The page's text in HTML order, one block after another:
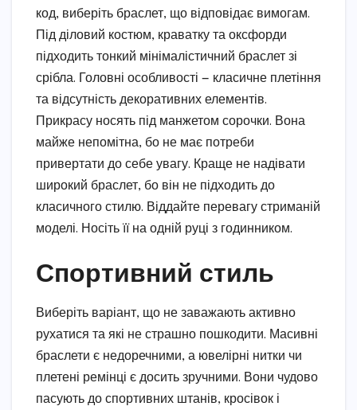
код, виберіть браслет, що відповідає вимогам.
Під діловий костюм, краватку та оксфорди
підходить тонкий мінімалістичний браслет зі
срібла. Головні особливості — класичне плетіння
та відсутність декоративних елементів.
Прикрасу носять під манжетом сорочки. Вона
майже непомітна, бо не має потреби
привертати до себе увагу. Краще не надівати
широкий браслет, бо він не підходить до
класичного стилю. Віддайте перевагу стриманій
моделі. Носіть її на одній руці з годинником.
Спортивний стиль
Виберіть варіант, що не заважають активно
рухатися та які не страшно пошкодити. Масивні
браслети є недоречними, а ювелірні нитки чи
плетені ремінці є досить зручними. Вони чудово
пасують до спортивних штанів, кросівок і